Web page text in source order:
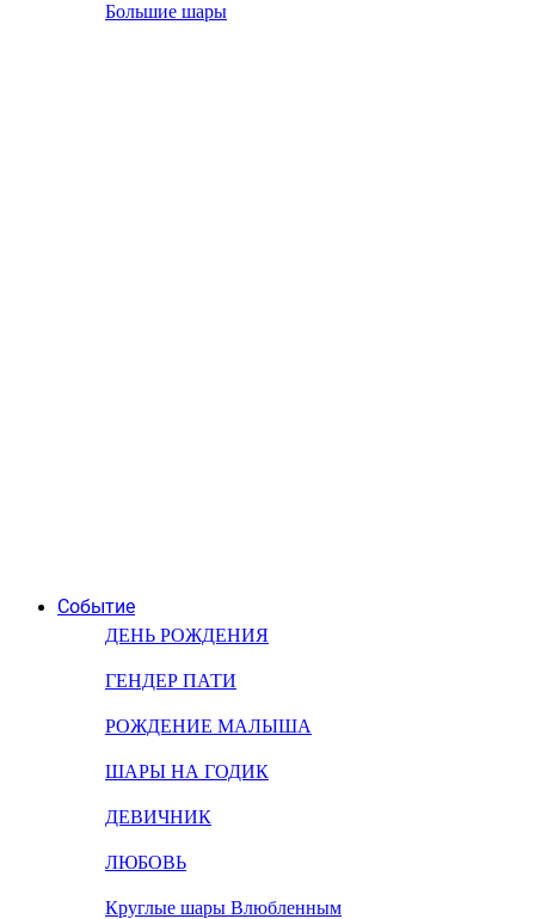
Большие шары
Событие
ДЕНЬ РОЖДЕНИЯ
ГЕНДЕР ПАТИ
РОЖДЕНИЕ МАЛЫША
ШАРЫ НА ГОДИК
ДЕВИЧНИК
ЛЮБОВЬ
Круглые шары Влюбленным